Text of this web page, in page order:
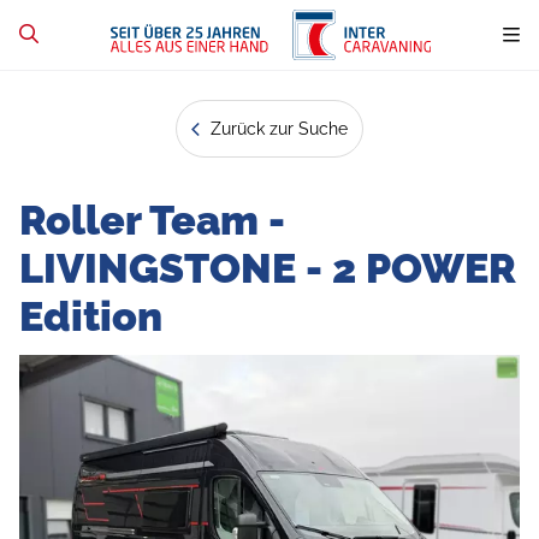
Zurück zur Suche
Roller Team -
LIVINGSTONE - 2 POWER
Edition